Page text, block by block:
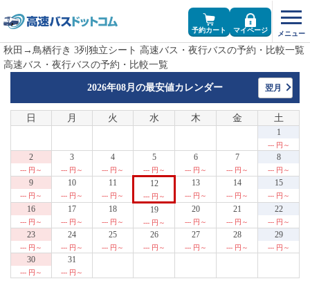
予約カート マイページ
秋田→鳥栖行き 3列独立シート 高速バス・夜行バスの予約・比較一覧
高速バス・夜行バスの予約・比較一覧
2026年08月の最安値カレンダー 翌月
日 月 火 水 木 金 土
1
--- 円～
2
--- 円～
3
--- 円～
4
--- 円～
5
--- 円～
6
--- 円～
7
--- 円～
8
--- 円～
9
--- 円～
10
--- 円～
11
--- 円～
12
--- 円～
13
--- 円～
14
--- 円～
15
--- 円～
16
--- 円～
17
--- 円～
18
--- 円～
19
--- 円～
20
--- 円～
21
--- 円～
22
--- 円～
23
--- 円～
24
--- 円～
25
--- 円～
26
--- 円～
27
--- 円～
28
--- 円～
29
--- 円～
30
--- 円～
31
--- 円～